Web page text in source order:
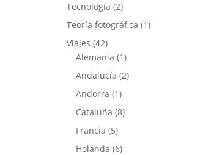
Tecnología (2)
Teoría fotográfica (1)
Viajes (42)
Alemania (1)
Andalucía (2)
Andorra (1)
Cataluña (8)
Francia (5)
Holanda (6)